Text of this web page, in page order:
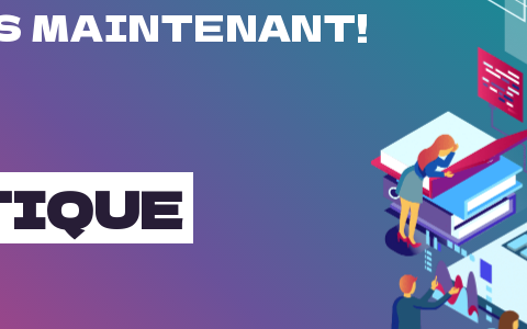
MAINTENANT!